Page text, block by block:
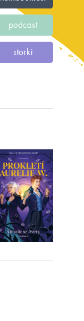
podcast
storki